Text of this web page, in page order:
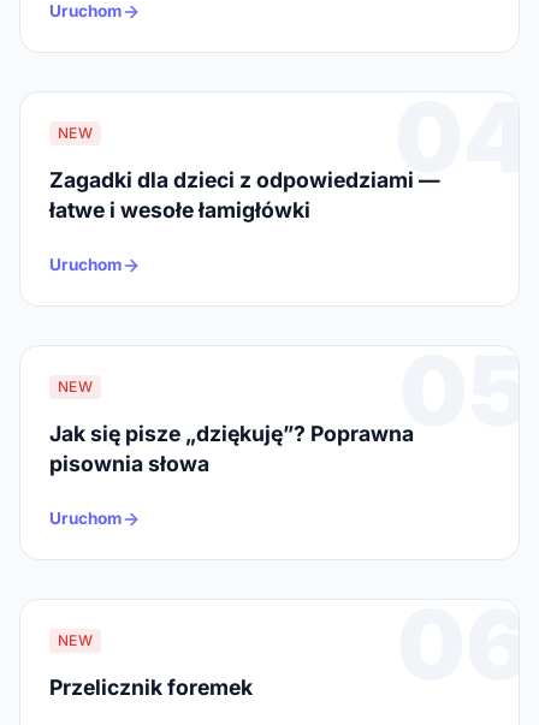
Uruchom
04
NEW
Zagadki dla dzieci z odpowiedziami —
łatwe i wesołe łamigłówki
Uruchom
05
NEW
Jak się pisze „dziękuję”? Poprawna
pisownia słowa
Uruchom
06
NEW
Przelicznik foremek